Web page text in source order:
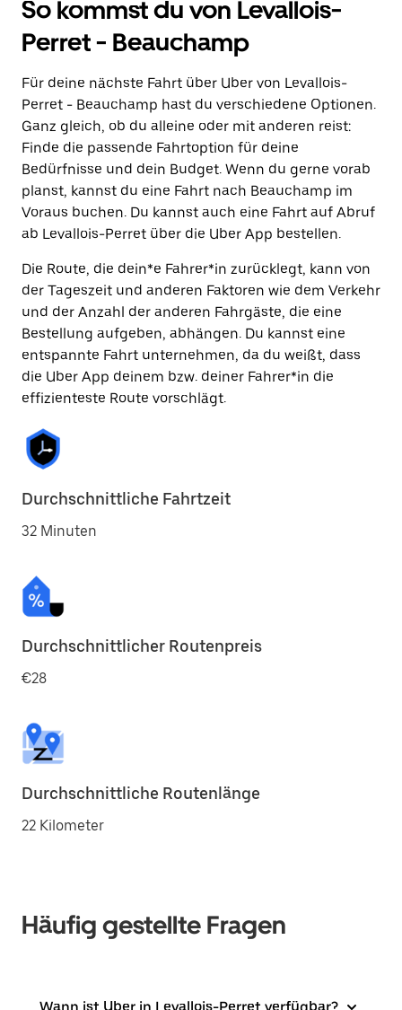
So kommst du von Levallois-
Perret - Beauchamp
Für deine nächste Fahrt über Uber von Levallois-
Perret - Beauchamp hast du verschiedene Optionen.
Ganz gleich, ob du alleine oder mit anderen reist:
Finde die passende Fahrtoption für deine
Bedürfnisse und dein Budget. Wenn du gerne vorab
planst, kannst du eine Fahrt nach Beauchamp im
Voraus buchen. Du kannst auch eine Fahrt auf Abruf
ab Levallois-Perret über die Uber App bestellen.
Die Route, die dein*e Fahrer*in zurücklegt, kann von
der Tageszeit und anderen Faktoren wie dem Verkehr
und der Anzahl der anderen Fahrgäste, die eine
Bestellung aufgeben, abhängen. Du kannst eine
entspannte Fahrt unternehmen, da du weißt, dass
die Uber App deinem bzw. deiner Fahrer*in die
effizienteste Route vorschlägt.
Durchschnittliche Fahrtzeit
32 Minuten
Durchschnittlicher Routenpreis
€28
Durchschnittliche Routenlänge
22 Kilometer
Häufig gestellte Fragen